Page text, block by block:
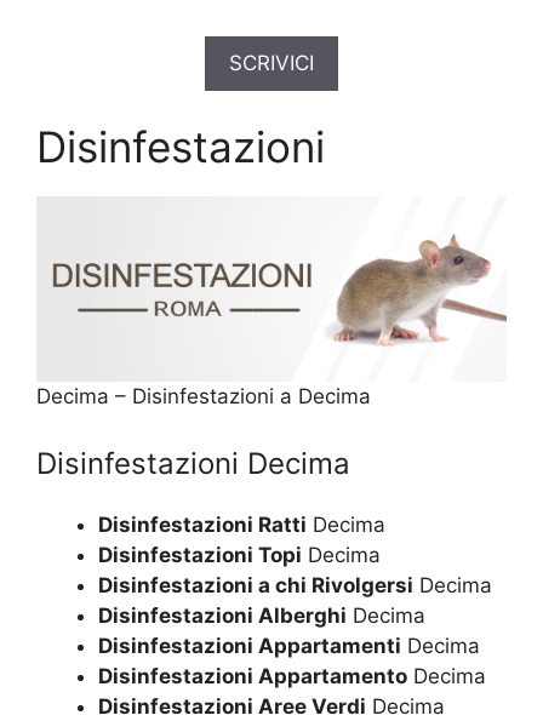
SCRIVICI
Disinfestazioni
Decima – Disinfestazioni a Decima
Disinfestazioni Decima
Disinfestazioni Ratti Decima
Disinfestazioni Topi Decima
Disinfestazioni a chi Rivolgersi Decima
Disinfestazioni Alberghi Decima
Disinfestazioni Appartamenti Decima
Disinfestazioni Appartamento Decima
Disinfestazioni Aree Verdi Decima